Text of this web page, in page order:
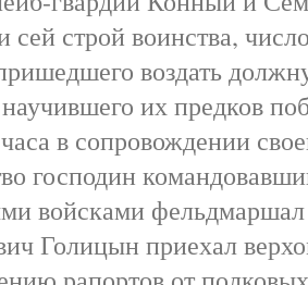
сей строй воинства,
воздать
их предков
в сопровождении
господин
войсками фельдмаршал
Голицын приехал